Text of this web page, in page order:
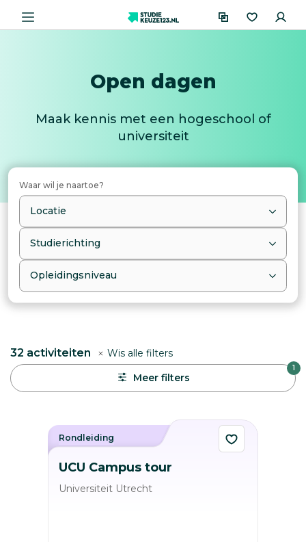
Open dagen
Maak kennis met een hogeschool of
universiteit
Waar wil je naartoe?
Locatie
Studierichting
Opleidingsniveau
32 activiteiten
Wis alle filters
Meer filters
1
UCU Campus tour
Universiteit Utrecht
Rondleiding